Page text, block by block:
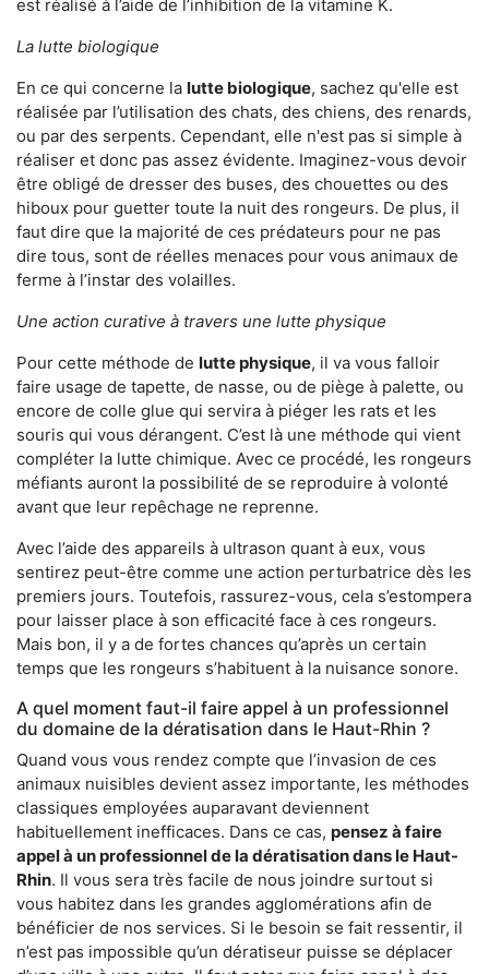
est réalisé à l’aide de l’inhibition de la vitamine K.
La lutte biologique
En ce qui concerne la lutte biologique, sachez qu'elle est
réalisée par l’utilisation des chats, des chiens, des renards,
ou par des serpents. Cependant, elle n'est pas si simple à
réaliser et donc pas assez évidente. Imaginez-vous devoir
être obligé de dresser des buses, des chouettes ou des
hiboux pour guetter toute la nuit des rongeurs. De plus, il
faut dire que la majorité de ces prédateurs pour ne pas
dire tous, sont de réelles menaces pour vous animaux de
ferme à l’instar des volailles.
Une action curative à travers une lutte physique
Pour cette méthode de lutte physique, il va vous falloir
faire usage de tapette, de nasse, ou de piège à palette, ou
encore de colle glue qui servira à piéger les rats et les
souris qui vous dérangent. C’est là une méthode qui vient
compléter la lutte chimique. Avec ce procédé, les rongeurs
méfiants auront la possibilité de se reproduire à volonté
avant que leur repêchage ne reprenne.
Avec l’aide des appareils à ultrason quant à eux, vous
sentirez peut-être comme une action perturbatrice dès les
premiers jours. Toutefois, rassurez-vous, cela s’estompera
pour laisser place à son efficacité face à ces rongeurs.
Mais bon, il y a de fortes chances qu’après un certain
temps que les rongeurs s’habituent à la nuisance sonore.
A quel moment faut-il faire appel à un professionnel
du domaine de la dératisation dans le Haut-Rhin ?
Quand vous vous rendez compte que l’invasion de ces
animaux nuisibles devient assez importante, les méthodes
classiques employées auparavant deviennent
habituellement inefficaces. Dans ce cas, pensez à faire
appel à un professionnel de la dératisation dans le Haut-
Rhin. Il vous sera très facile de nous joindre surtout si
vous habitez dans les grandes agglomérations afin de
bénéficier de nos services. Si le besoin se fait ressentir, il
n’est pas impossible qu’un dératiseur puisse se déplacer